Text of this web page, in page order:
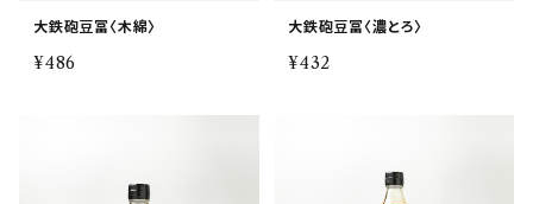
大鉄砲豆冨〈木綿〉
¥486
大鉄砲豆冨〈濃とろ〉
¥432